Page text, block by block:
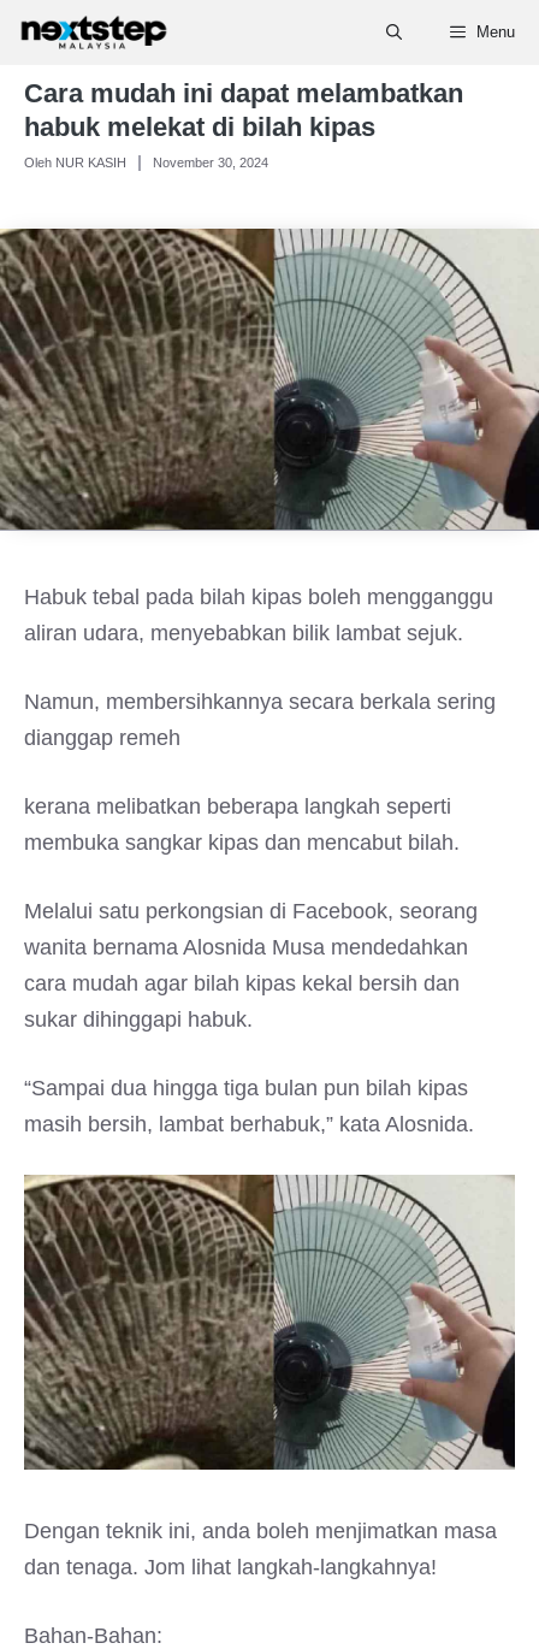
Skip
content
Menu
Cara mudah ini dapat melambatkan
habuk melekat di bilah kipas
Oleh NUR KASIH November 30, 2024
Habuk tebal pada bilah kipas boleh mengganggu
aliran udara, menyebabkan bilik lambat sejuk.
Namun, membersihkannya secara berkala sering
dianggap remeh
kerana melibatkan beberapa langkah seperti
membuka sangkar kipas dan mencabut bilah.
Melalui satu perkongsian di Facebook, seorang
wanita bernama Alosnida Musa mendedahkan
cara mudah agar bilah kipas kekal bersih dan
sukar dihinggapi habuk.
“Sampai dua hingga tiga bulan pun bilah kipas
masih bersih, lambat berhabuk,” kata Alosnida.
Dengan teknik ini, anda boleh menjimatkan masa
dan tenaga. Jom lihat langkah-langkahnya!
Bahan-Bahan: